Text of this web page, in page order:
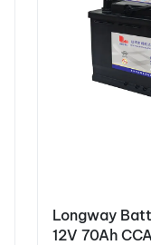
Longway
12V 70Ah